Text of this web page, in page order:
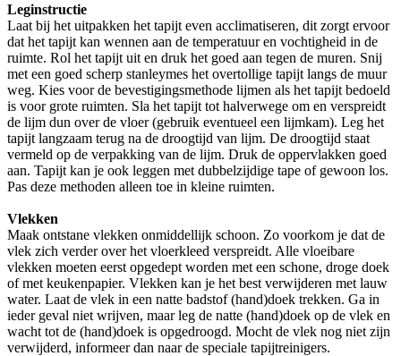
Leginstructie
Laat bij het uitpakken het tapijt even acclimatiseren, dit zorgt ervoor
dat het tapijt kan wennen aan de temperatuur en vochtigheid in de
ruimte. Rol het tapijt uit en druk het goed aan tegen de muren. Snij
met een goed scherp stanleymes het overtollige tapijt langs de muur
weg. Kies voor de bevestigingsmethode lijmen als het tapijt bedoeld
is voor grote ruimten. Sla het tapijt tot halverwege om en verspreidt
de lijm dun over de vloer (gebruik eventueel een lijmkam). Leg het
tapijt langzaam terug na de droogtijd van lijm. De droogtijd staat
vermeld op de verpakking van de lijm. Druk de oppervlakken goed
aan. Tapijt kan je ook leggen met dubbelzijdige tape of gewoon los.
Pas deze methoden alleen toe in kleine ruimten.
Vlekken
Maak ontstane vlekken onmiddellijk schoon. Zo voorkom je dat de
vlek zich verder over het vloerkleed verspreidt. Alle vloeibare
vlekken moeten eerst opgedept worden met een schone, droge doek
of met keukenpapier. Vlekken kan je het best verwijderen met lauw
water. Laat de vlek in een natte badstof (hand)doek trekken. Ga in
ieder geval niet wrijven, maar leg de natte (hand)doek op de vlek en
wacht tot de (hand)doek is opgedroogd. Mocht de vlek nog niet zijn
verwijderd, informeer dan naar de speciale tapijtreinigers.